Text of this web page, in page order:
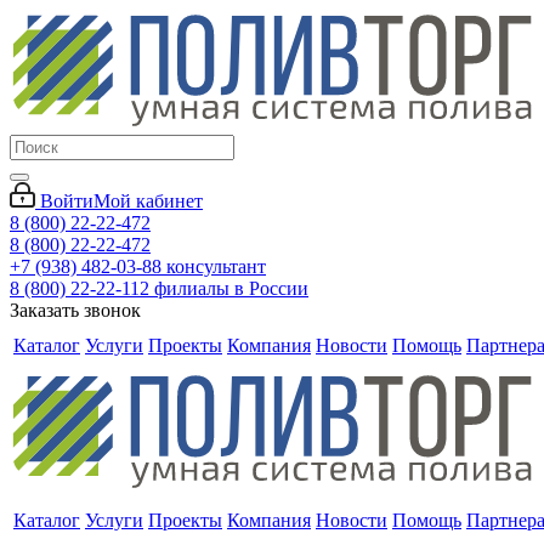
ВойтиМой кабинет
8 (800) 22-22-472
8 (800) 22-22-472
+7 (938) 482-03-88 консультант
8 (800) 22-22-112 филиалы в России
Заказать звонок
Каталог Услуги Проекты Компания Новости Помощь
Каталог Услуги Проекты Компания Новости Помощь